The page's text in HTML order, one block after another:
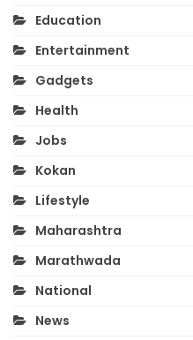
Education
Entertainment
Gadgets
Health
Jobs
Kokan
Lifestyle
Maharashtra
Marathwada
National
News